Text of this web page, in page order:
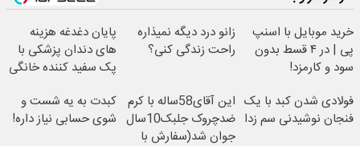
خرید موبایل با اسنپ
پی | در ۴ قسط بدون
سود و کارمزد!
زانو درد دیگه نمیذاره
راحت زندگی کنی؟
پایان دغدغه هزینه
های دندان پزشکی با
پک سفید کننده خانگی
فولادی شدن کبد با یک
فنجان نوشیدنی سم زدا
این آقای58ساله با کرم
ضدچروک جلبک10سال
جوان شد(سفارش با
کبدت به یه شست و
شوی حسابی نیاز داره!